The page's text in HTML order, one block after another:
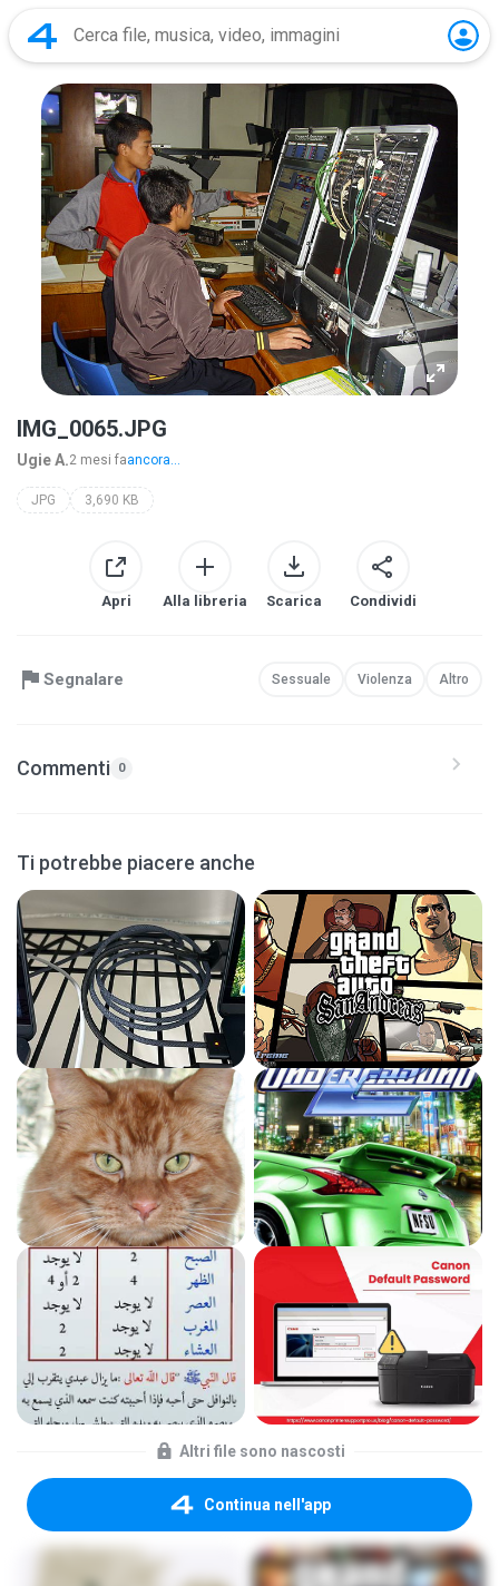
IMG_0065.JPG
Ugie A.2 mesi faancora...
JPG 3,690 KB
Apri Alla libreria Scarica Condividi
Segnalare Sessuale Violenza Altro
Commenti 0
Ti potrebbe piacere anche
Altri file sono nascosti
Continua nell'app